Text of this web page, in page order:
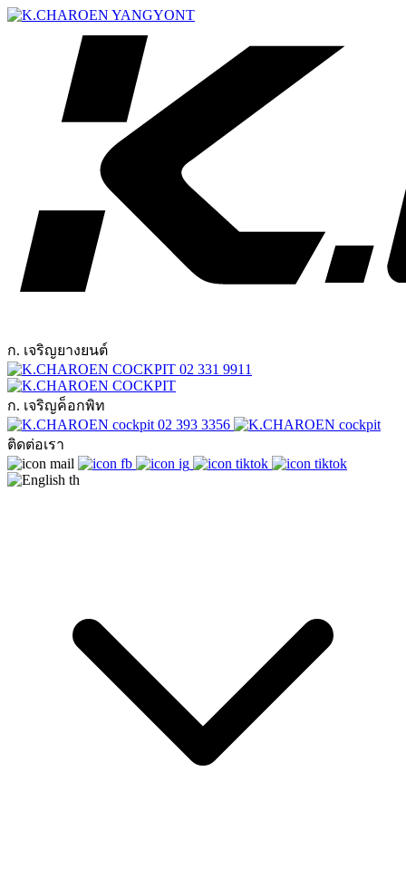
ก. เจริญยางยนต์
02 331 9911
ก. เจริญค็อกพิท
02 393 3356
ติดต่อเรา
th